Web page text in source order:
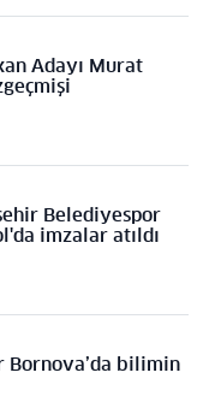
Adayı Murat
Belediyespor
imzalar atıldı
Bornova’da bilimin